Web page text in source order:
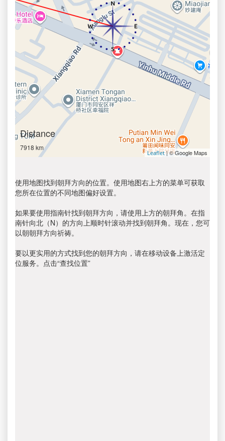
Distance
7918 km
Leaflet| © Google Maps
使用地图找到朝拜方向的位置。使用地图右上方的菜单可获取
您所在位置的不同地图偏好设置。
如果要使用指南针找到朝拜方向，请使用上方的朝拜角。在指
南针向北（N）的方向上顺时针滚动并找到朝拜角。现在，您可
以朝朝拜方向祈祷。
要以更实用的方式找到您的朝拜方向，请在移动设备上激活定
位服务。点击“查找位置”